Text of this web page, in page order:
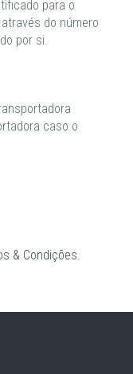
para o
do número
por si.
caso o
& Condições.